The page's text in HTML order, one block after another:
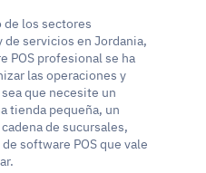
los sectores
servicios en Jordania,
POS profesional se ha
las operaciones y
que necesite un
tienda pequeña, un
de sucursales,
software POS que vale